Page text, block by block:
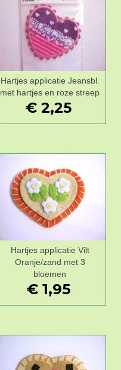
Hartjes applicatie Jeansbl.
met hartjes en roze streep
€ 2,25
Hartjes applicatie Vilt
Oranje/zand met 3
bloemen
€ 1,95